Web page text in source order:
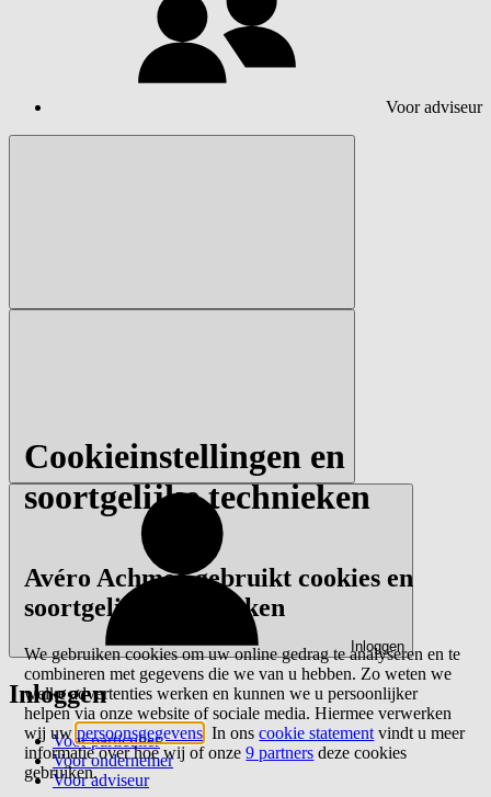
Voor adviseur
Inloggen
Inloggen
Voor particulier
Voor ondernemer
Voor adviseur
Cookieinstellingen en
soortgelijke technieken
Avéro Achmea gebruikt cookies en
soortgelijke technieken
We gebruiken cookies om uw online gedrag te analyseren en te
combineren met gegevens die we van u hebben. Zo weten we
welke advertenties werken en kunnen we u persoonlijker
helpen via onze website of sociale media. Hiermee verwerken
wij uwpersoonsgegevens . In onscookie statement vindt u meer
informatie over hoe wij of onze9 partners deze cookies
gebruiken.